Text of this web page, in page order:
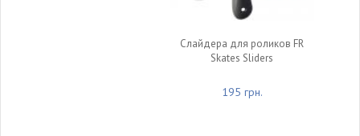
Слайдера для роликов FR
Skates Sliders
195 грн.